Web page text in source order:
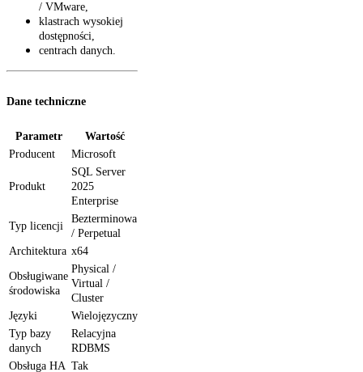
/ VMware,
klastrach wysokiej
dostępności,
centrach danych.
Dane techniczne
Parametr
Wartość
Producent
Microsoft
Produkt
SQL Server
2025
Enterprise
Typ licencji
Bezterminowa
/ Perpetual
Architektura x64
Obsługiwane
środowiska
Physical /
Virtual /
Cluster
Języki
Wielojęzyczny
Typ bazy
danych
Relacyjna
RDBMS
Obsługa HA Tak